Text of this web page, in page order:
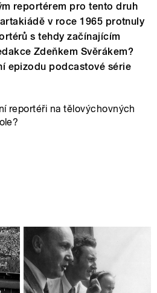
reportérem pro tento druh
v roce 1965 protnuly
s tehdy začínajícím
Zdeňkem Svěrákem?
epizodu podcastové série
reportéři na tělovýchovných